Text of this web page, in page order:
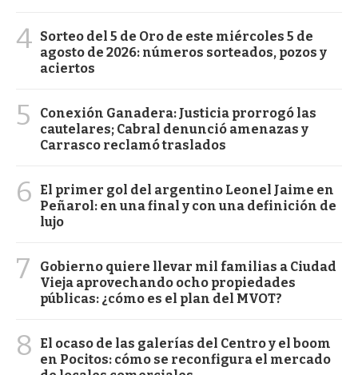
4 Sorteo del 5 de Oro de este miércoles 5 de
agosto de 2026: números sorteados, pozos y
aciertos
5
Conexión Ganadera: Justicia prorrogó las
cautelares; Cabral denunció amenazas y
Carrasco reclamó traslados
6
El primer gol del argentino Leonel Jaime en
Peñarol: en una final y con una definición de
lujo
7
Gobierno quiere llevar mil familias a Ciudad
Vieja aprovechando ocho propiedades
públicas: ¿cómo es el plan del MVOT?
8
El ocaso de las galerías del Centro y el boom
en Pocitos: cómo se reconfigura el mercado